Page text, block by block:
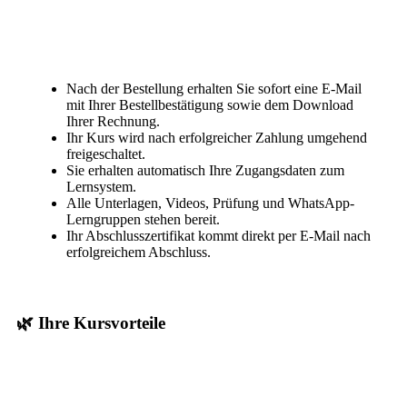
Nach der Bestellung erhalten Sie sofort eine E-Mail
mit Ihrer Bestellbestätigung sowie dem Download
Ihrer Rechnung.
Ihr Kurs wird nach erfolgreicher Zahlung umgehend
freigeschaltet.
Sie erhalten automatisch Ihre Zugangsdaten zum
Lernsystem.
Alle Unterlagen, Videos, Prüfung und WhatsApp-
Lerngruppen stehen bereit.
Ihr Abschlusszertifikat kommt direkt per E-Mail nach
erfolgreichem Abschluss.
🌿 Ihre Kursvorteile